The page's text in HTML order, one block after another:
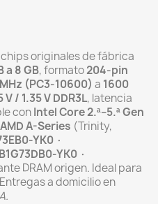
originales de fábrica
a 8 GB, formato204-pin
(PC3-10600) a 1600
V / 1.35 V DDR3L, latencia
conIntel Core 2.ª–5.ª Gen
AMD A-Series (Trinity,
YK0 ·
YK0 ·
DRAM origen. Ideal para
a domicilio en